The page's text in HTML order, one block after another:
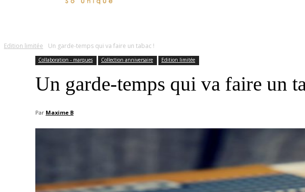
Edition limitée Un garde-temps qui va faire un tabac !
Collaboration - marques Collection anniversaire Edition limitée
Un garde-temps qui va faire un
Par Maxime B